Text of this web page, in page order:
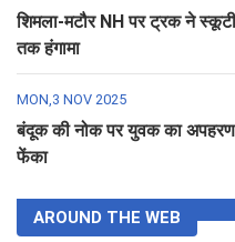
शिमला-मटौर NH पर ट्रक ने
तक हंगामा
MON,3 NOV 2025
बंदूक की नोक पर युवक का अपहरण
फेंका
AROUND THE WEB